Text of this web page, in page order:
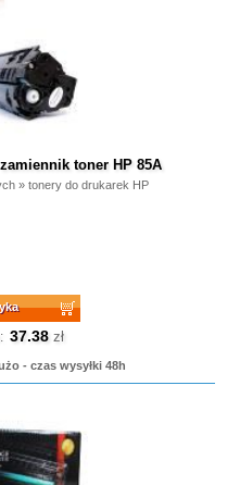
toner HP 85A
» tonery do drukarek HP
37.38 zł
- czas wysyłki 48h